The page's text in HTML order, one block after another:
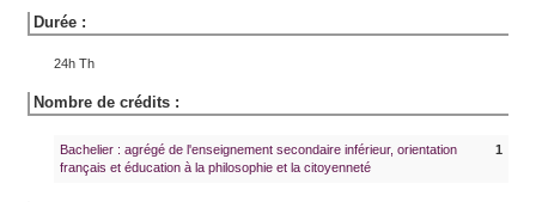
Durée :
24h Th
Nombre de crédits :
Bachelier : agrégé de l'enseignement secondaire inférieur, orientation
français et éducation à la philosophie et la citoyenneté
1